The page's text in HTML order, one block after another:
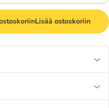
Lisää ostoskoriin